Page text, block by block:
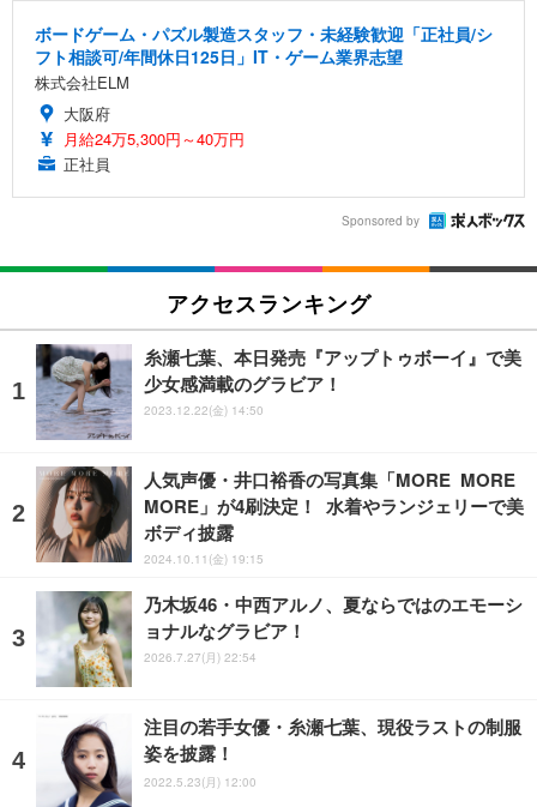
ボードゲーム・パズル製造スタッフ・未経験歓迎「正社員/シ
フト相談可/年間休日125日」IT・ゲーム業界志望
株式会社ELM
大阪府
月給24万5,300円～40万円
正社員
Sponsored by
アクセスランキング
糸瀬七葉、本日発売『アップトゥボーイ』で美
少女感満載のグラビア！
2023.12.22(金) 14:50
人気声優・井口裕香の写真集「MORE MORE
MORE」が4刷決定！ 水着やランジェリーで美
ボディ披露
2024.10.11(金) 19:15
乃木坂46・中西アルノ、夏ならではのエモーシ
ョナルなグラビア！
2026.7.27(月) 22:54
注目の若手女優・糸瀬七葉、現役ラストの制服
姿を披露！
2022.5.23(月) 12:00